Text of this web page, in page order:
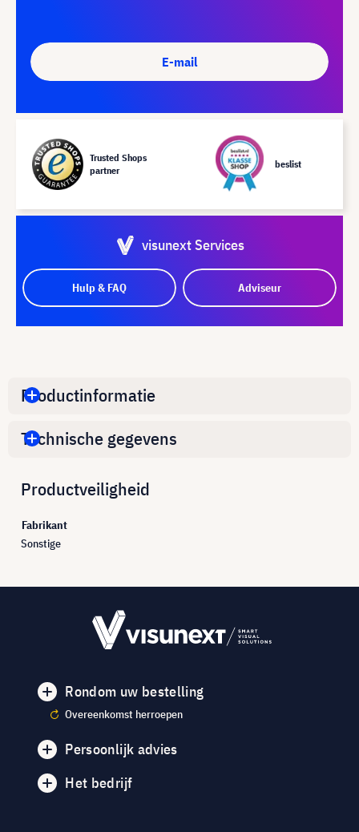
E-mail
Trusted Shops
partner
beslist
visunext Services
Hulp & FAQ Adviseur
Productinformatie
Technische gegevens
Productveiligheid
Fabrikant
Sonstige
Rondom uw bestelling
Overeenkomst herroepen
Persoonlijk advies
Het bedrijf